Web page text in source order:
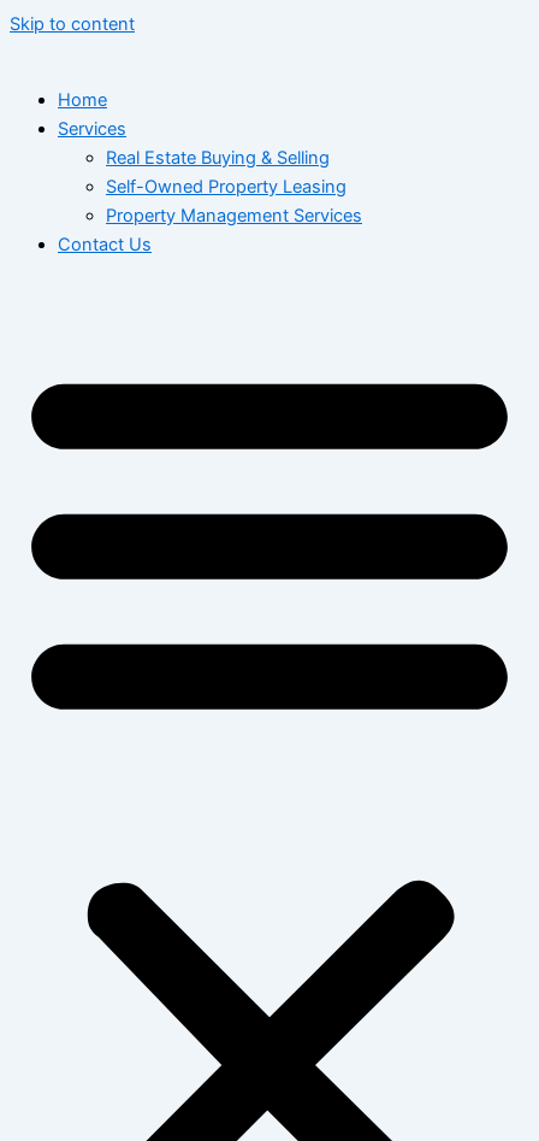
Skip to content
Home
Services
Real Estate Buying & Selling
Self-Owned Property Leasing
Property Management Services
Contact Us